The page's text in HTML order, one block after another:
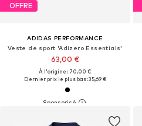
OFFRE
ADIDAS PERFORMANCE
Veste de sport 'Adizero Essentials'
63,00 €
À l'origine : 70,00 €
Dernier prix le plus bas :35,69 €